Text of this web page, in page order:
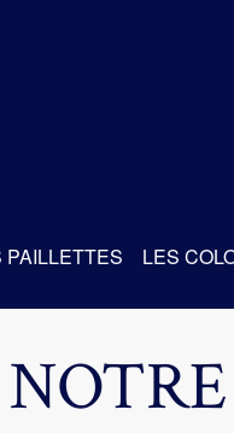
PAILLETTES LES